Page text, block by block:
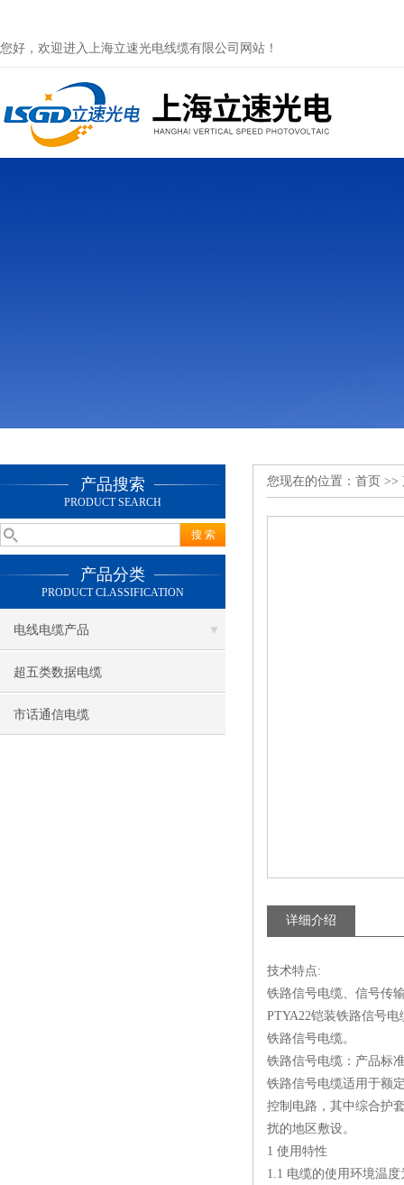
您好，欢迎进入上海立速光电线缆有限公司网站！
产品搜索
PRODUCT SEARCH
产品分类
PRODUCT CLASSIFICATION
电线电缆产品
超五类数据电缆
市话通信电缆
您现在的位置： 首页 >>
详细介绍
技术特点:
铁路信号电缆、信号传
PTYA22铠装铁路信号
铁路信号电缆。
铁路信号电缆：产品标
铁路信号电缆适用于额
控制电路，其中综合护
扰的地区敷设。
1 使用特性
1.1 电缆的使用环境温